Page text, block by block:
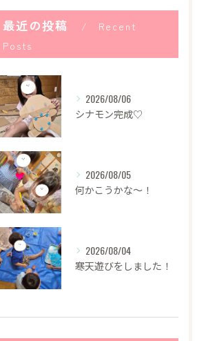
最近の投稿
Recent
Posts
2026/08/06
シナモン完成♡
2026/08/05
何かこうかな〜！
2026/08/04
寒天遊びをしました！